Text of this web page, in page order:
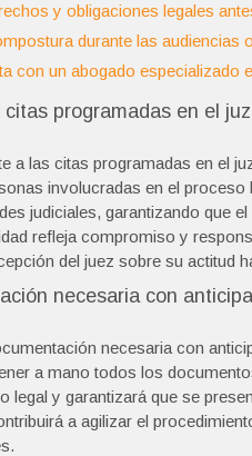
y obligaciones legales
durante las audiencias
con un abogado especializado
programadas en el
a las citas programadas en el
involucradas en el
judiciales, garantizando que
refleja compromiso y
del juez sobre su actitud
necesaria con
necesaria con
a mano todos los
legal y garantizará que se
a agilizar el